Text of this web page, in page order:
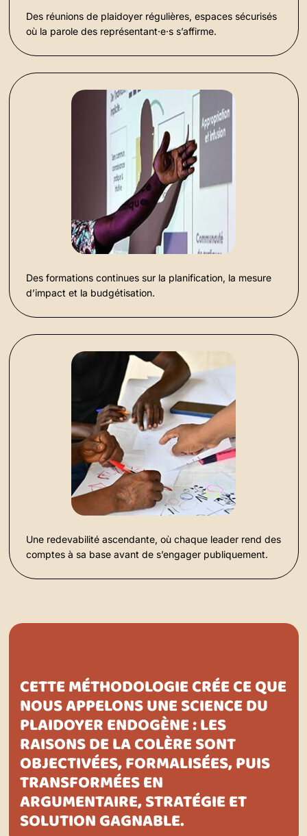
Des réunions de plaidoyer régulières, espaces sécurisés
où la parole des représentant·e·s s’affirme.
Des formations continues sur la planification, la mesure
d’impact et la budgétisation.
Une redevabilité ascendante, où chaque leader rend des
comptes à sa base avant de s’engager publiquement.
CETTE MÉTHODOLOGIE CRÉE CE QUE
NOUS APPELONS UNE SCIENCE DU
PLAIDOYER ENDOGÈNE : LES
RAISONS DE LA COLÈRE SONT
OBJECTIVÉES, FORMALISÉES, PUIS
TRANSFORMÉES EN
ARGUMENTAIRE, STRATÉGIE ET
SOLUTION GAGNABLE.